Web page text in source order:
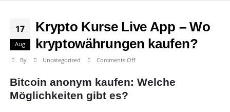
17
Aug
Krypto Kurse Live App – Wo
kryptowährungen kaufen?
By Uncategorized Comments Offon
Kurse
Bitcoin anonym kaufen: Welche
Möglichkeiten gibt es?